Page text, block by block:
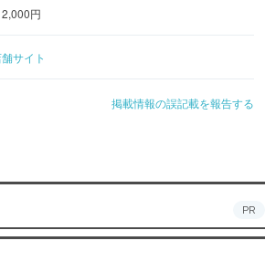
円
サイト
掲載情報の誤記載を報告する
PR